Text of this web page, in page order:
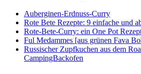
Auberginen-Erdnuss-Curry
Rote Bete Rezepte: 9 einfache und
Rote-Bete-Curry: ein One Pot
Ful Medammes [aus grünen Fava
Russischer Zupfkuchen aus dem
CampingBackofen